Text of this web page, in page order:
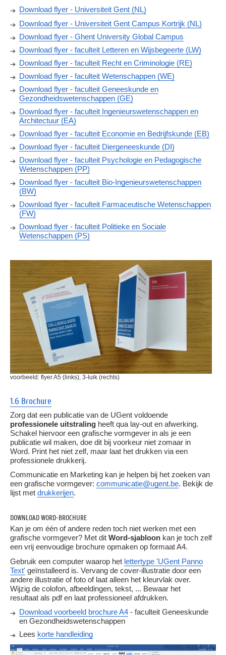
Download flyer - Universiteit Gent (NL)
Download flyer - Universiteit Gent Campus Kortrijk (NL)
Download flyer - Ghent University Global Campus
Download flyer - faculteit Letteren en Wijsbegeerte (LW)
Download flyer - faculteit Recht en Criminologie (RE)
Download flyer - faculteit Wetenschappen (WE)
Download flyer - faculteit Geneeskunde en
Gezondheidswetenschappen (GE)
Download flyer - faculteit Ingenieurswetenschappen en
Architectuur (EA)
Download flyer - faculteit Economie en Bedrijfskunde (EB)
Download flyer - faculteit Diergeneeskunde (DI)
Download flyer - faculteit Psychologie en Pedagogische
Wetenschappen (PP)
Download flyer - faculteit Bio-Ingenieurswetenschappen
(BW)
Download flyer - faculteit Farmaceutische Wetenschappen
(FW)
Download flyer - faculteit Politieke en Sociale
Wetenschappen (PS)
voorbeeld: flyer A5 (links), 3-luik (rechts)
1.6 Brochure
Zorg dat een publicatie van de UGent voldoende
professionele uitstraling heeft qua lay-out en afwerking.
Schakel hiervoor een grafische vormgever in als je een
publicatie wil maken, doe dit bij voorkeur niet zomaar in
Word. Print het niet zelf, maar laat het drukken via een
professionele drukkerij.
Communicatie en Marketing kan je helpen bij het zoeken van
een grafische vormgever: communicatie@ugent.be. Bekijk de
lijst met drukkerijen.
DOWNLOAD WORD-BROCHURE
Kan je om één of andere reden toch niet werken met een
grafische vormgever? Met dit Word-sjabloon kan je toch zelf
een vrij eenvoudige brochure opmaken op formaat A4.
Gebruik een computer waarop het lettertype 'UGent Panno
Text' geïnstalleerd is. Vervang de cover-illustratie door een
andere illustratie of foto of laat alleen het kleurvlak over.
Wijzig de colofon, afbeeldingen, tekst, ... Bewaar het
resultaat als pdf en laat professioneel afdrukken.
Download voorbeeld brochure A4 - faculteit Geneeskunde
en Gezondheidswetenschappen
Lees korte handleiding